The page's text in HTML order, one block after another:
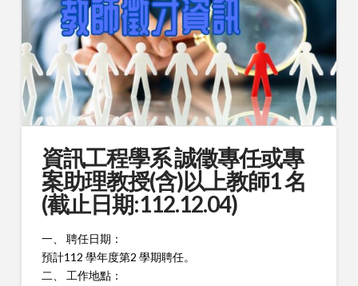
資訊工程學系 誠徵專任或專
案助理教授(含)以上教師1 名
(截止日期:112.12.04)
一、 聘任日期：
預計112 學年度第2 學期聘任。
二、 工作地點：